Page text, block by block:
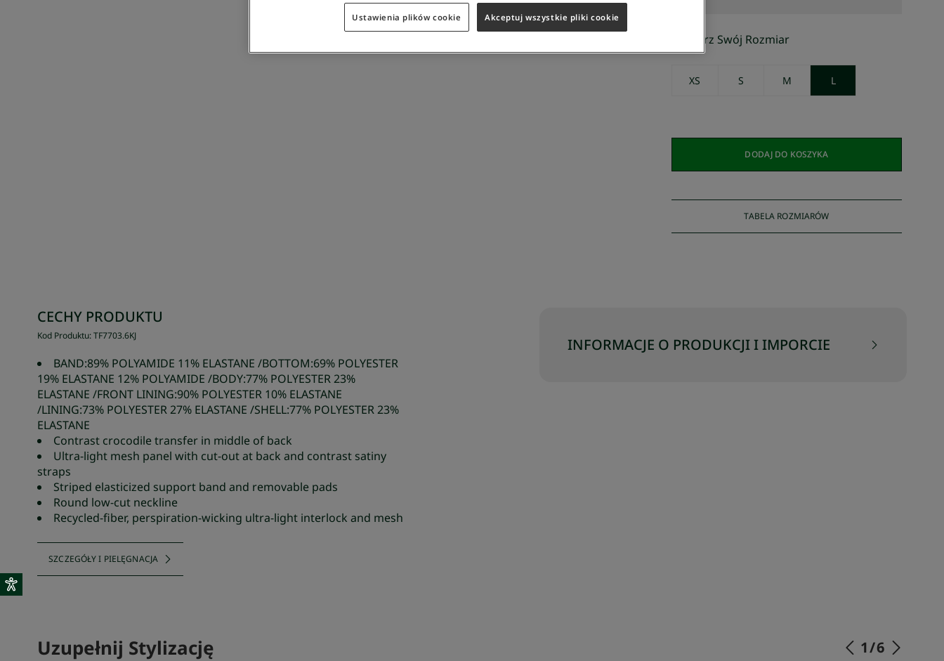
Wybierz Swój Rozmiar
XS S M L
DODAJ DO KOSZYKA
TABELA ROZMIARÓW
CECHY PRODUKTU
Kod Produktu:TF7703.6KJ
BAND:89% POLYAMIDE 11% ELASTANE /BOTTOM:69% POLYESTER
19% ELASTANE 12% POLYAMIDE /BODY:77% POLYESTER 23%
ELASTANE /FRONT LINING:90% POLYESTER 10% ELASTANE
/LINING:73% POLYESTER 27% ELASTANE /SHELL:77% POLYESTER 23%
ELASTANE
Contrast crocodile transfer in middle of back
Ultra-light mesh panel with cut-out at back and contrast satiny
straps
Striped elasticized support band and removable pads
Round low-cut neckline
Recycled-fiber, perspiration-wicking ultra-light interlock and mesh
SZCZEGÓŁY I PIELĘGNACJA
INFORMACJE O PRODUKCJI I IMPORCIE
Uzupełnij Stylizację 1/6
Ustawienia plików cookie Akceptuj wszystkie pliki cookie